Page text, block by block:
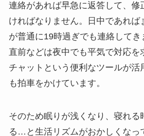
連絡があれば早急に返答して、修
ければなりません。日中であれば
が普通に19時過ぎでも連絡してき
直前などは夜中でも平気で対応を
チャットという便利なツールが活
も拍車をかけています。
そのため眠りが浅くなり、寝れる
る…と生活リズムがおかしくなっ